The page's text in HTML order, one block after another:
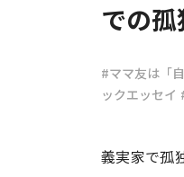
#ワンオペ育児
での
#ママ友は「
ックエッセイ
義実家で孤